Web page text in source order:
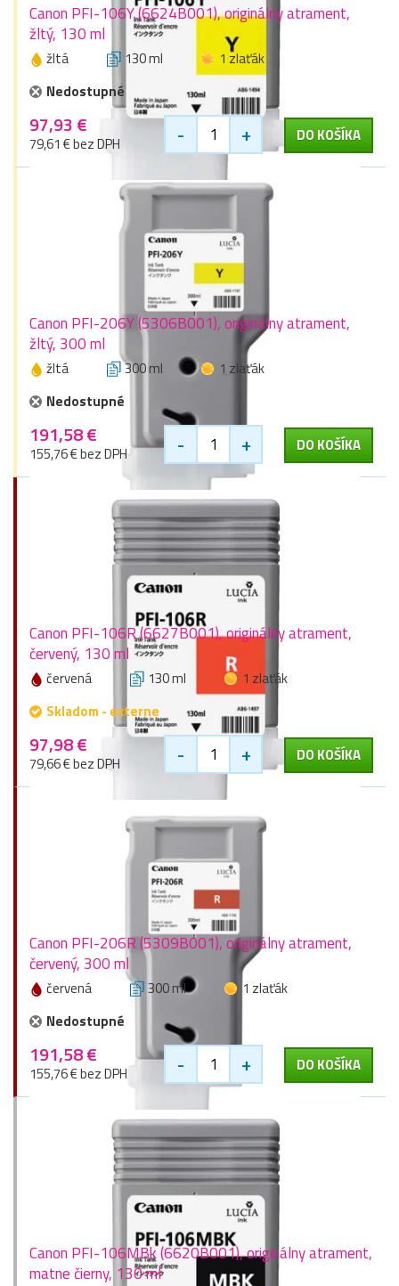
Canon PFI-106Y (6624B001), originálny atrament,
žltý, 130 ml
žltá 130 ml
1 zlaťák
Nedostupné
97,93 €
79,61 € bez DPH - + DO KOŠÍKA
Canon PFI-206Y (5306B001), originálny atrament,
žltý, 300 ml
žltá 300 ml
1 zlaťák
Nedostupné
191,58 €
155,76 € bez DPH - + DO KOŠÍKA
Canon PFI-106R (6627B001), originálny atrament,
červený, 130 ml
červená 130 ml
1 zlaťák
Skladom - externe
97,98 €
79,66 € bez DPH - + DO KOŠÍKA
Canon PFI-206R (5309B001), originálny atrament,
červený, 300 ml
červená 300 ml
1 zlaťák
Nedostupné
191,58 €
155,76 € bez DPH - + DO KOŠÍKA
Canon PFI-106MBk (6620B001), originálny atrament,
matne čierny, 130 ml